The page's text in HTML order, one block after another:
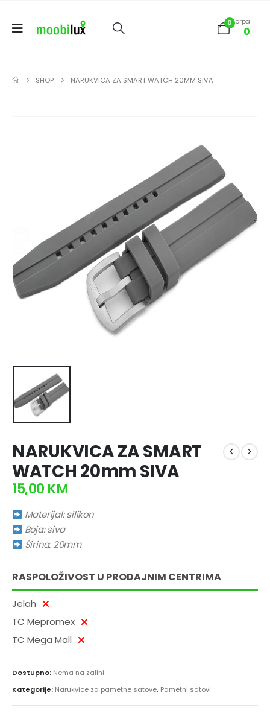
0Korpa
0
SHOP NARUKVICA ZA SMART WATCH 20MM SIVA
NARUKVICA ZA SMART
WATCH 20mm SIVA
15,00 KM
Materijal: silikon
Boja: siva
Širina: 20mm
RASPOLOŽIVOST U PRODAJNIM CENTRIMA
Jelah
TC Mepromex
TC Mega Mall
Dostupno: Nema na zalihi
Kategorije: Narukvice za pametne satove, Pametni satovi